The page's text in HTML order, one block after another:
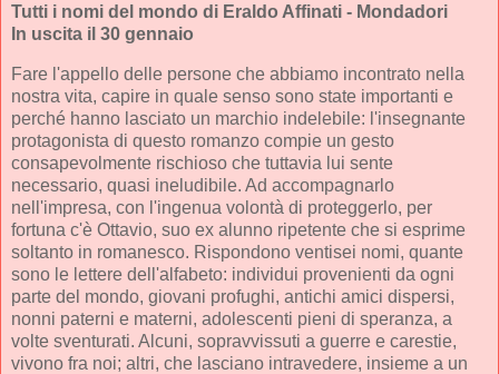
Tutti i nomi del mondo di Eraldo Affinati - Mondadori
In uscita il 30 gennaio
Fare l'appello delle persone che abbiamo incontrato nella
nostra vita, capire in quale senso sono state importanti e
perché hanno lasciato un marchio indelebile: l'insegnante
protagonista di questo romanzo compie un gesto
consapevolmente rischioso che tuttavia lui sente
necessario, quasi ineludibile. Ad accompagnarlo
nell'impresa, con l'ingenua volontà di proteggerlo, per
fortuna c'è Ottavio, suo ex alunno ripetente che si esprime
soltanto in romanesco. Rispondono ventisei nomi, quante
sono le lettere dell'alfabeto: individui provenienti da ogni
parte del mondo, giovani profughi, antichi amici dispersi,
nonni paterni e materni, adolescenti pieni di speranza, a
volte sventurati. Alcuni, sopravvissuti a guerre e carestie,
vivono fra noi; altri, che lasciano intravedere, insieme a un